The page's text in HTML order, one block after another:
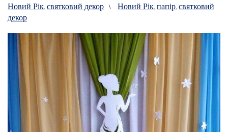
Новий Рік,святковий декор \ Новий Рік,папір,святковий
декор